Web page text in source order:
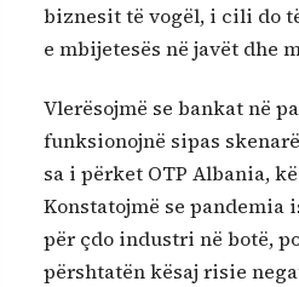
biznesit të vogël, i cili do
e mbijetesës në javët dhe
Vlerësojmë se bankat në
funksionojnë sipas
sa i përket OTP Albania,
Konstatojmë se pandemia
për çdo industri në botë,
përshtatën kësaj risie